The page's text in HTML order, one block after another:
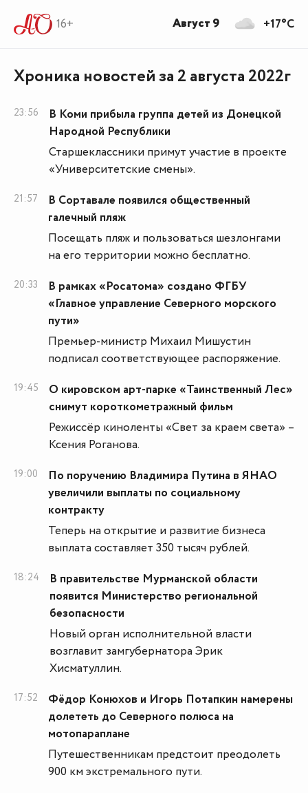
16+
Хроника новостей за 2 августа 2022г
23:56
В Коми прибыла группа детей из Донецкой
Народной Республики
Старшеклассники примут участие в проекте
«Университетские смены».
21:57
В Сортавале появился общественный
галечный пляж
Посещать пляж и пользоваться шезлонгами
на его территории можно бесплатно.
20:33
В рамках «Росатома» создано ФГБУ
«Главное управление Северного морского
пути»
Премьер-министр Михаил Мишустин
подписал соответствующее распоряжение.
19:45
О кировском арт-парке «Таинственный Лес»
снимут короткометражный фильм
Режиссёр киноленты «Свет за краем света» –
Ксения Роганова.
19:00
По поручению Владимира Путина в ЯНАО
увеличили выплаты по социальному
контракту
Теперь на открытие и развитие бизнеса
выплата составляет 350 тысяч рублей.
18:24
В правительстве Мурманской области
появится Министерство региональной
безопасности
Новый орган исполнительной власти
возглавит замгубернатора Эрик
Хисматуллин.
17:52
Фёдор Конюхов и Игорь Потапкин намерены
долететь до Северного полюса на
мотопараплане
Путешественникам предстоит преодолеть
900 км экстремального пути.
+17°C
Август 9